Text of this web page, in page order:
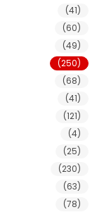
(41)
(60)
(49)
(250)
(68)
(41)
(121)
(4)
(25)
(230)
(63)
(78)